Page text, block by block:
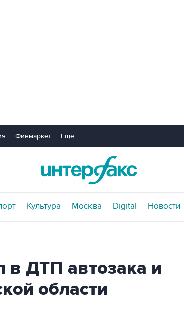
Финмаркет Еще...
Культура Москва Digital Новости
в ДТП автозака и
области